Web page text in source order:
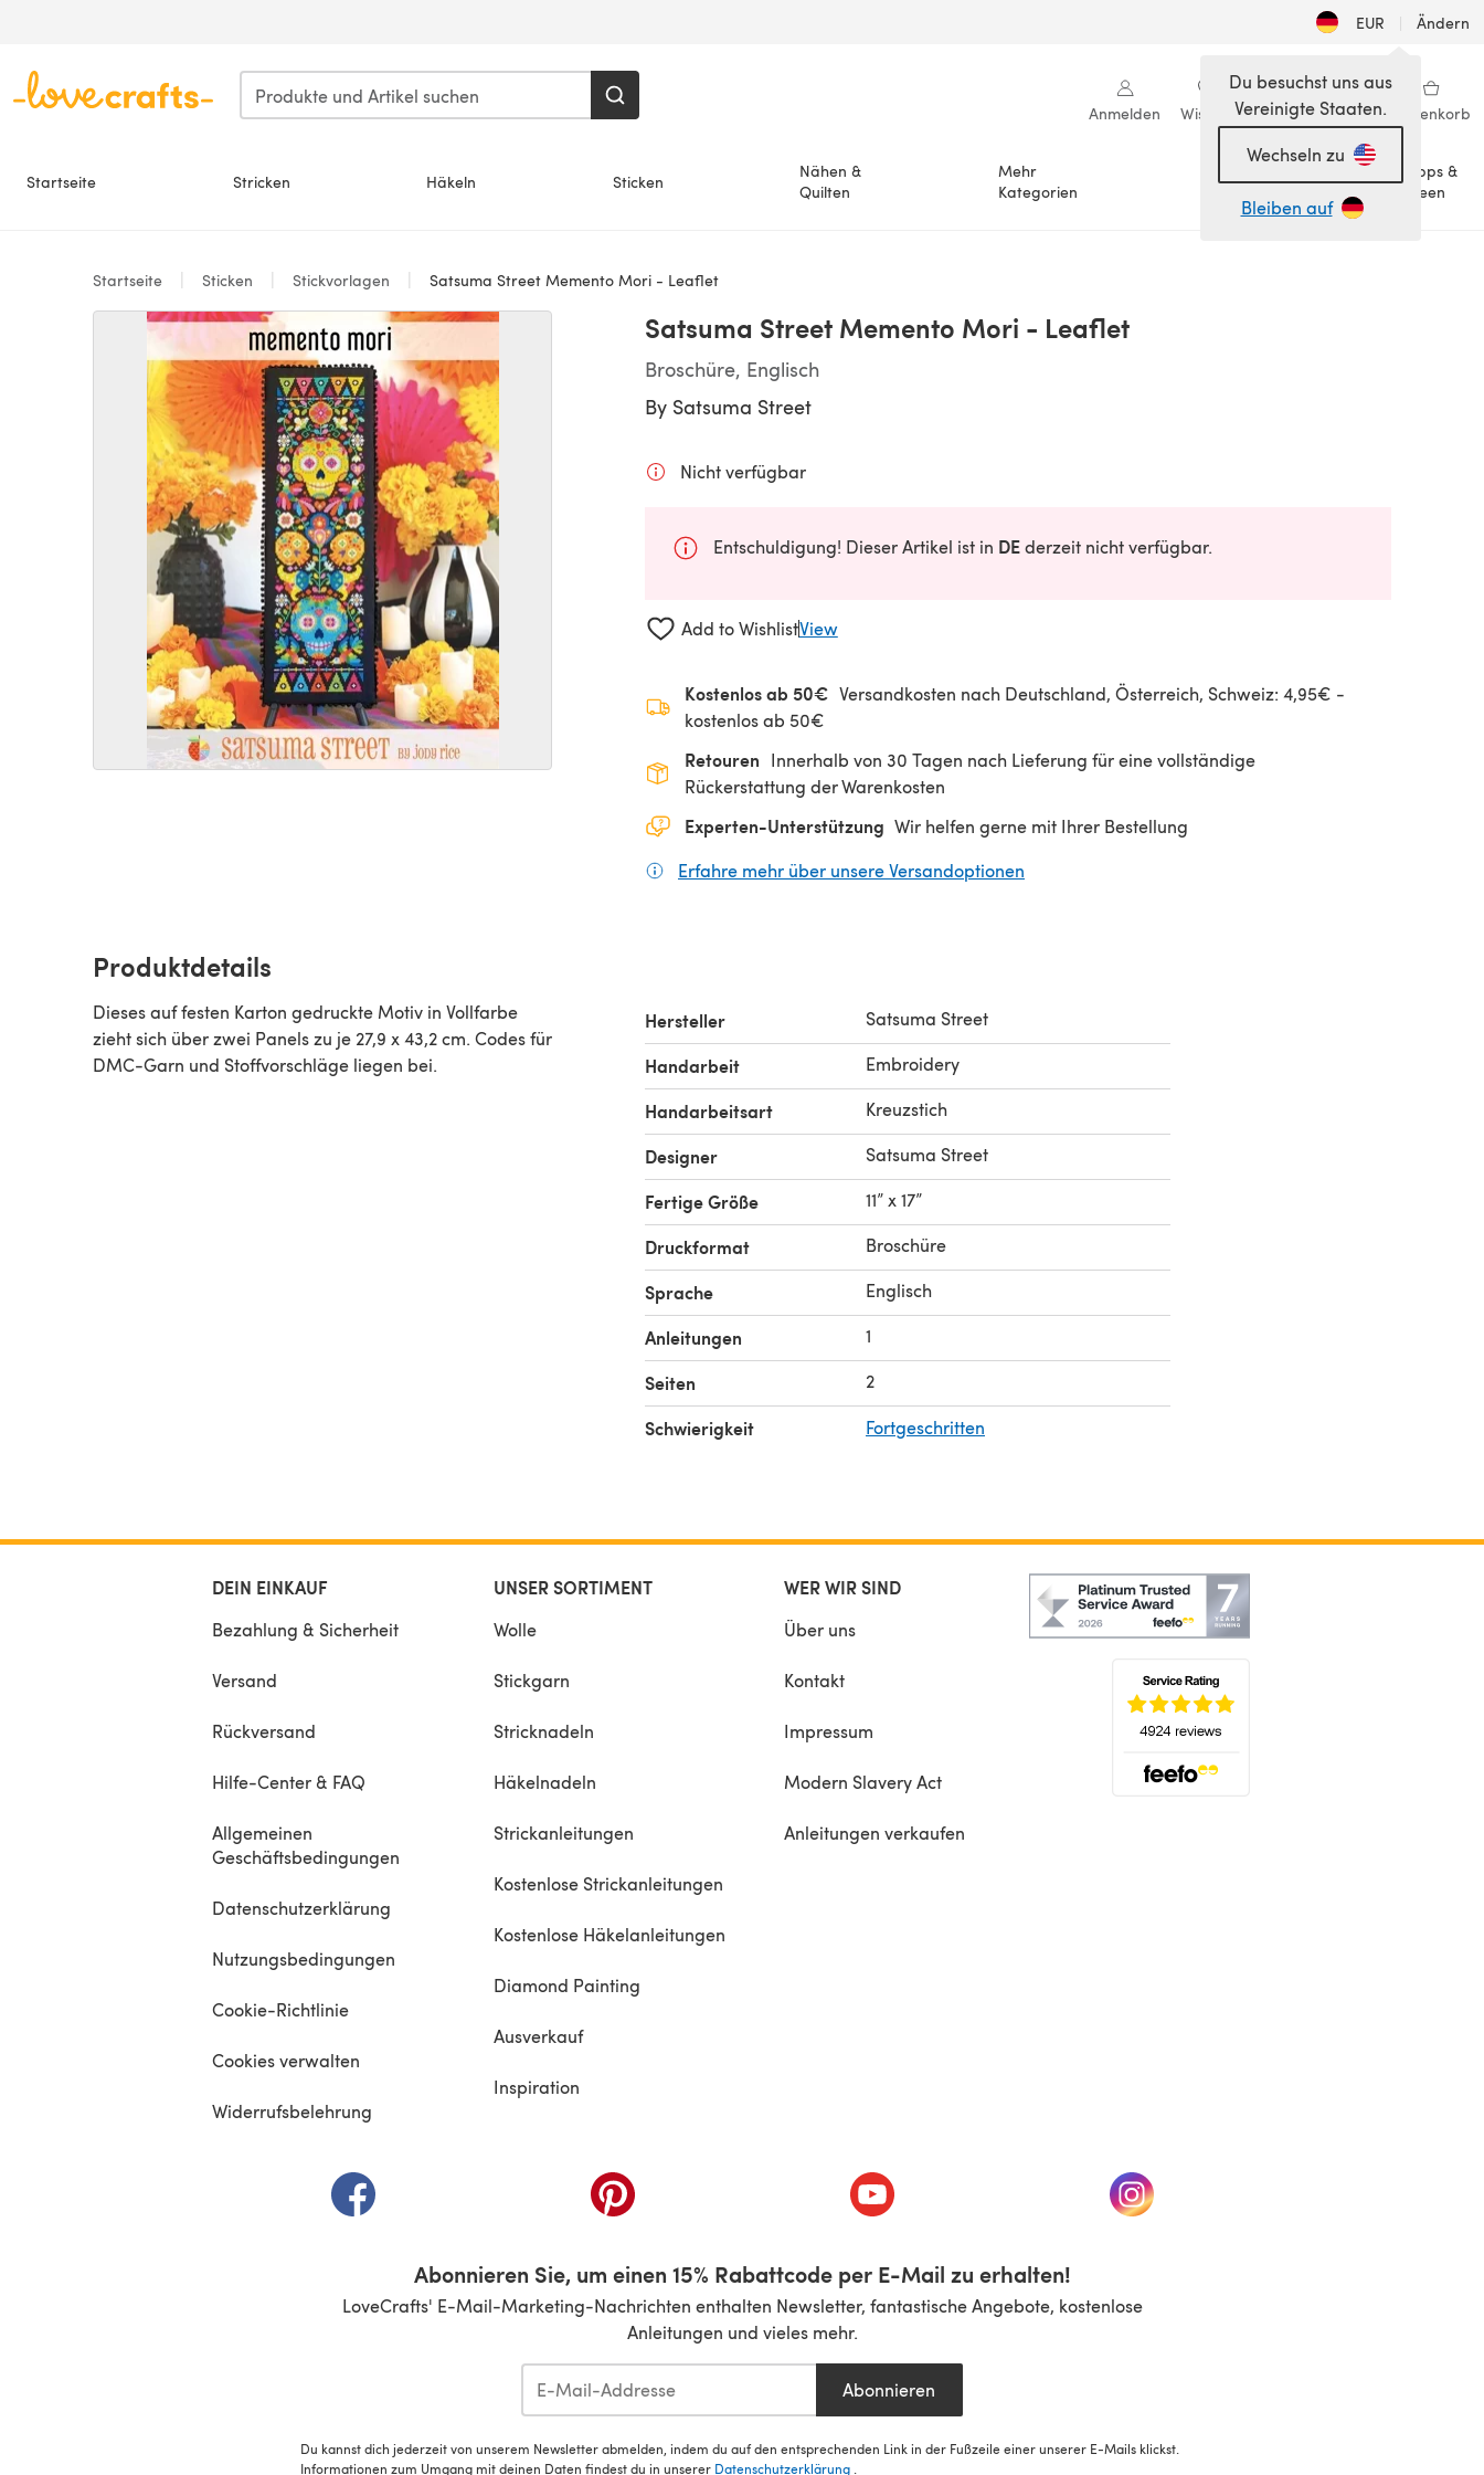
EUR | Ändern
Anmelden Wishlist Meine Bibliothek Warenkorb
Startseite Stricken Häkeln Sticken
Nähen &
Quilten
Mehr
Kategorien
Anlässe
Tipps &
Ideen
Du besuchst uns aus
Vereinigte Staaten.
Wechseln zu
Bleiben auf
Startseite Sticken Stickvorlagen Satsuma Street Memento Mori - Leaflet
Satsuma Street Memento Mori - Leaflet
Broschüre, Englisch
By Satsuma Street
Nicht verfügbar
Entschuldigung! Dieser Artikel ist in DEderzeit nicht verfügbar.
Add to WishlistView
Kostenlos ab 50€ Versandkosten nach Deutschland, Österreich, Schweiz: 4,95€ -
kostenlos ab 50€
Retouren Innerhalb von 30 Tagen nach Lieferung für eine vollständige
Rückerstattung der Warenkosten
Experten-Unterstützung Wir helfen gerne mit Ihrer Bestellung
Erfahre mehr über unsere Versandoptionen
Produktdetails
Dieses auf festen Karton gedruckte Motiv in Vollfarbe
zieht sich über zwei Panels zu je 27,9 x 43,2 cm. Codes für
DMC-Garn und Stoffvorschläge liegen bei.
Hersteller Satsuma Street
Handarbeit Embroidery
Handarbeitsart Kreuzstich
Designer Satsuma Street
Fertige Größe 11” x 17”
Druckformat Broschüre
Sprache Englisch
Anleitungen 1
Seiten 2
Schwierigkeit Fortgeschritten
DEIN EINKAUF
Bezahlung & Sicherheit
Versand
Rückversand
Hilfe-Center & FAQ
Allgemeinen
Geschäftsbedingungen
Datenschutzerklärung
Nutzungsbedingungen
Cookie-Richtlinie
Cookies verwalten
Widerrufsbelehrung
UNSER SORTIMENT
Wolle
Stickgarn
Stricknadeln
Häkelnadeln
Strickanleitungen
Kostenlose Strickanleitungen
Kostenlose Häkelanleitungen
Diamond Painting
Ausverkauf
Inspiration
WER WIR SIND
Über uns
Kontakt
Impressum
Modern Slavery Act
Anleitungen verkaufen
(öffnet sich in einem neuen Tab)(öffnet sich in einem neuen Tab)(öffnet sich in einem neuen Tab)(öffnet sich in einem neuen Tab)
Abonnieren Sie, um einen 15% Rabattcode per E-Mail zu erhalten!
LoveCrafts' E-Mail-Marketing-Nachrichten enthalten Newsletter, fantastische Angebote, kostenlose
Anleitungen und vieles mehr.
Abonnieren
Du kannst dich jederzeit von unserem Newsletter abmelden, indem du auf den entsprechenden Link in der Fußzeile einer unserer E-Mails klickst.
Informationen zum Umgang mit deinen Daten findest du in unserer Datenschutzerklärung